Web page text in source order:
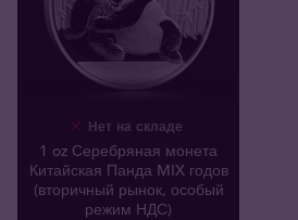
Нет на складе
1 oz Серебряная монета
Китайская Панда MIX годов
(вторичный рынок, особый
режим НДС)